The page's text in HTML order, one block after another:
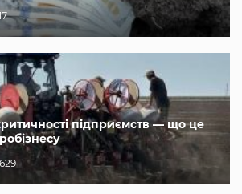
підприємств — що це